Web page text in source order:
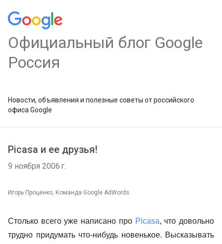
Официальный блог Google
Россия
Новости, объявления и полезные советы от российского
офиса Google
Picasa и ее друзья!
9 ноября 2006 г.
Игорь Проценко, Команда Google AdWords
Столько всего уже написано про Picasa, что довольно
трудно придумать что-нибудь новенькое. Высказывать